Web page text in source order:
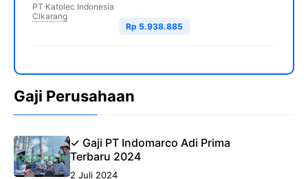
PT Katolec Indonesia
Cikarang
Rp 5.938.885
Gaji Perusahaan
✓ Gaji PT Indomarco Adi Prima
Terbaru 2024
2 Juli 2024